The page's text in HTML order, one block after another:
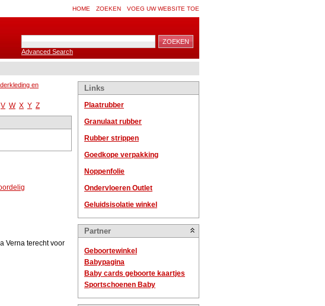
HOME ZOEKEN VOEG UW WEBSITE TOE
Advanced Search
en
V W X Y Z
Verna terecht voor
Links
Plaatrubber
Granulaat rubber
Rubber strippen
Goedkope verpakking
Noppenfolie
Ondervloeren Outlet
Geluidsisolatie winkel
Partner
Geboortewinkel
Babypagina
Baby cards geboorte kaartjes
Sportschoenen Baby